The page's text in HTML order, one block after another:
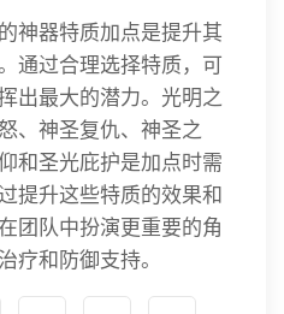
神器特质加点是提升其
通过合理选择特质，可
出最大的潜力。光明之
、神圣复仇、神圣之
和圣光庇护是加点时需
提升这些特质的效果和
团队中扮演更重要的角
疗和防御支持。